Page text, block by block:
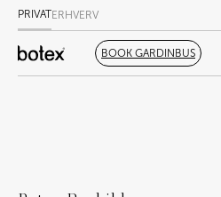
PRIVATERHVERV
BOOK GARDINBUS